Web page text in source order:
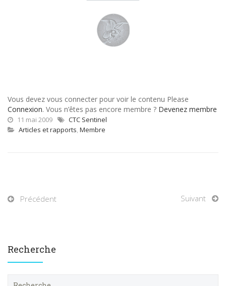
Vous devez vous connecter pour voir le contenu Please
Connexion. Vous n’êtes pas encore membre ? Devenez membre
11 mai 2009
CTC Sentinel
Articles et rapports, Membre
Précédent Suivant
Recherche